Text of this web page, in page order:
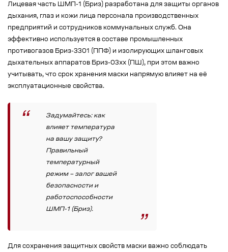
Лицевая часть ШМП-1 (Бриз) разработана для защиты органов
дыхания, глаз и кожи лица персонала производственных
предприятий и сотрудников коммунальных служб. Она
эффективно используется в составе промышленных
противогазов Бриз-3301 (ППФ) и изолирующих шланговых
дыхательных аппаратов Бриз-03xx (ПШ), при этом важно
учитывать, что срок хранения маски напрямую влияет на её
эксплуатационные свойства.
Задумайтесь: как
влияет температура
на вашу защиту?
Правильный
температурный
режим – залог вашей
безопасности и
работоспособности
ШМП-1 (Бриз).
Для сохранения защитных свойств маски важно соблюдать